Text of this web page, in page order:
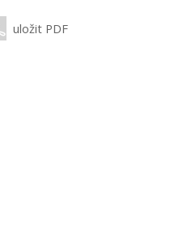
uložit PDF